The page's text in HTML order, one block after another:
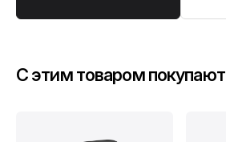
C этим товаром покупают